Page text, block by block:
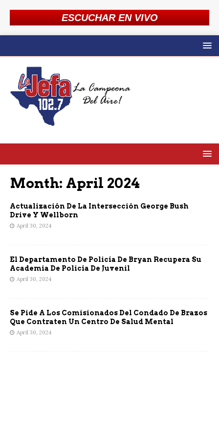
ESCUCHAR EN VIVO
Month: April 2024
Actualización De La Intersección George Bush
Drive Y Wellborn
April 30, 2024
El Departamento De Policía De Bryan Recupera Su
Academia De Policía De Juvenil
April 30, 2024
Se Pide A Los Comisionados Del Condado De Brazos
Que Contraten Un Centro De Salud Mental
April 30, 2024